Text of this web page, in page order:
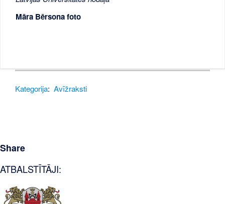
Māra Bērsona foto
Kategorija: Avīžraksti
Share
ATBALSTĪTĀJI: